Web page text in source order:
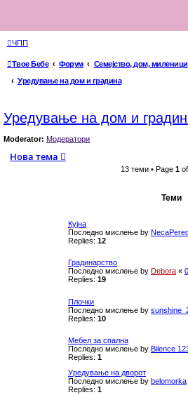
ЧПП
Твое Бебе Форум Семејство, дом, миленици
Уредување на дом и градина
Уредување на дом и
Moderator: Модератори
Нова тема
13 теми • Page 1of
Теми
Кујна
Последно мислење by
Replies: 12
Градинарство
Последно мислење by Debora «
Replies: 19
Плочки
Последно мислење by
Replies: 10
Мебел за спална
Последно мислење by Bilence
Replies: 1
Уредување на дворот
Последно мислење by belomorka
Replies: 1